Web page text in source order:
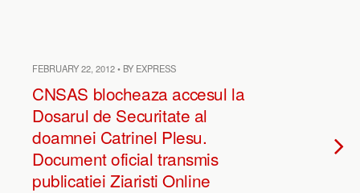
FEBRUARY 22, 2012 • BY EXPRESS
CNSAS blocheaza accesul la
Dosarul de Securitate al
doamnei Catrinel Plesu.
Document oficial transmis
publicatiei Ziaristi Online